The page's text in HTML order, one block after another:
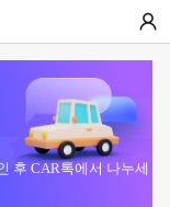
후 CAR톡에서 나누세